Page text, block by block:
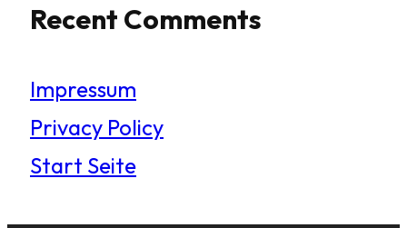
Recent Comments
Impressum
Privacy Policy
Start Seite